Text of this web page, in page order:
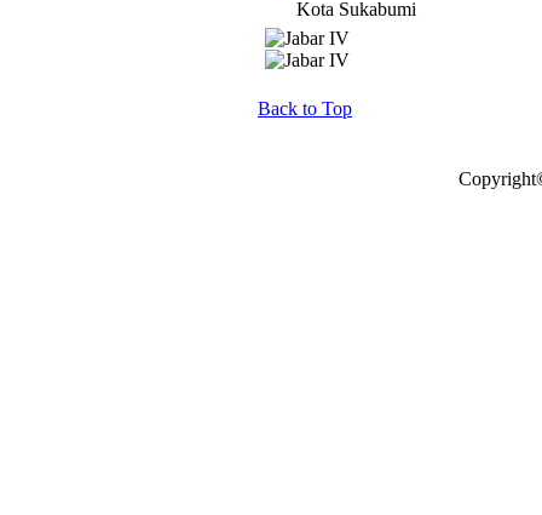
Kota Sukabumi
Back to Top